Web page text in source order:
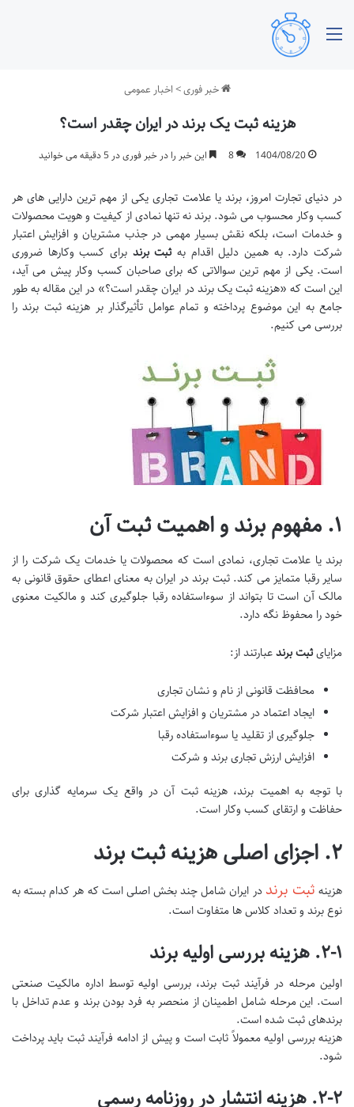
خبر فوری> اخبار عمومی
هزینه ثبت یک برند در ایران چقدر است؟
1404/08/20
8 این خبر را در خبر فوری در 5 دقیقه می خوانید
در دنیای تجارت امروز، برند یا علامت تجاری یکی از مهم ترین دارایی های هر
کسب وکار محسوب می شود. برند نه تنها نمادی از کیفیت و هویت محصولات
و خدمات است، بلکه نقش بسیار مهمی در جذب مشتریان و افزایش اعتبار
شرکت دارد. به همین دلیل اقدام بهثبت برند برای کسب وکارها ضروری
است. یکی از مهم ترین سوالاتی که برای صاحبان کسب وکار پیش می آید،
این است که «هزینه ثبت یک برند در ایران چقدر است؟» در این مقاله به طور
جامع به این موضوع پرداخته و تمام عوامل تأثیرگذار بر هزینه ثبت برند را
بررسی می کنیم.
۱. مفهوم برند و اهمیت ثبت آن
برند یا علامت تجاری، نمادی است که محصولات یا خدمات یک شرکت را از
سایر رقبا متمایز می کند. ثبت برند در ایران به معنای اعطای حقوق قانونی به
مالک آن است تا بتواند از سوءاستفاده رقبا جلوگیری کند و مالکیت معنوی
خود را محفوظ نگه دارد.
مزایایثبت برندعبارتند از:
محافظت قانونی از نام و نشان تجاری
ایجاد اعتماد در مشتریان و افزایش اعتبار شرکت
جلوگیری از تقلید یا سوءاستفاده رقبا
افزایش ارزش تجاری برند و شرکت
با توجه به اهمیت برند، هزینه ثبت آن در واقع یک سرمایه گذاری برای
حفاظت و ارتقای کسب وکار است.
۲. اجزای اصلی هزینه ثبت برند
هزینه ثبت برند در ایران شامل چند بخش اصلی است که هر کدام بسته به
نوع برند و تعداد کلاس ها متفاوت است.
۲-۱. هزینه بررسی اولیه برند
اولین مرحله در فرآیند ثبت برند، بررسی اولیه توسط اداره مالکیت صنعتی
است. این مرحله شامل اطمینان از منحصر به فرد بودن برند و عدم تداخل با
برندهای ثبت شده است.
هزینه بررسی اولیه معمولاً ثابت است و پیش از ادامه فرآیند ثبت باید پرداخت
شود.
۲-۲. هزینه انتشار در روزنامه رسمی